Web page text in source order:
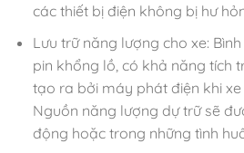
các thiết bị điện không bị hư
Lưu trữ năng lượng cho xe:
pin khổng lồ, có khả năng tích
tạo ra bởi máy phát điện khi
Nguồn năng lượng dự trữ sẽ
động hoặc trong những tình